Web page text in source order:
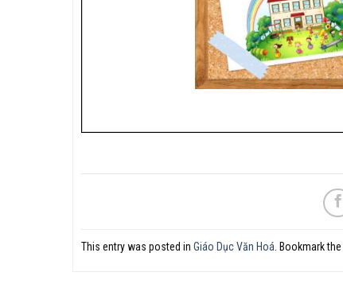
This entry was posted in Giáo Dục Văn Hoá . Bookmark the